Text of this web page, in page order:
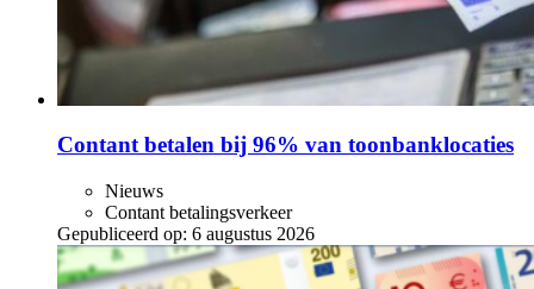
Contant betalen bij 96% van toonbanklocaties
Nieuws
Contant betalingsverkeer
Gepubliceerd op: 6 augustus 2026